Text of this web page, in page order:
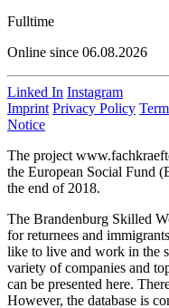
Fulltime
Online since 06.08.2026
Linked In Instagram
Imprint Privacy Policy
Notice
The project
the European Social Fund
the end of 2018.
The Brandenburg Skilled
for returnees and
like to live and work in the
variety of companies and
can be presented here.
However, the database is